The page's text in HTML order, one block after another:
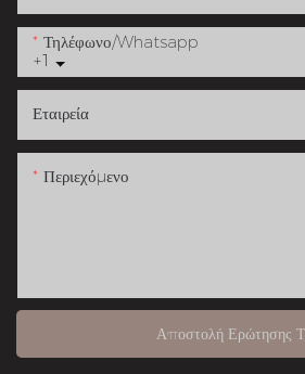
+1
Τηλέφωνο/whatsapp
Εταιρεία
Περιεχόμενο
Αποστολή Ερώτησης